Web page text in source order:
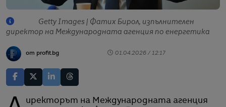
Getty Images | Фатих Бирол, изпълнителен
директор на Международната агенция по енергетика
от profit.bg 01.04.2026 / 12:17